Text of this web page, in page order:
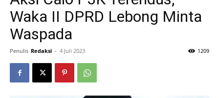
Waka II DPRD Lebong Minta
Waspada
Penulis Redaksi - 4 Juli 2023 1209